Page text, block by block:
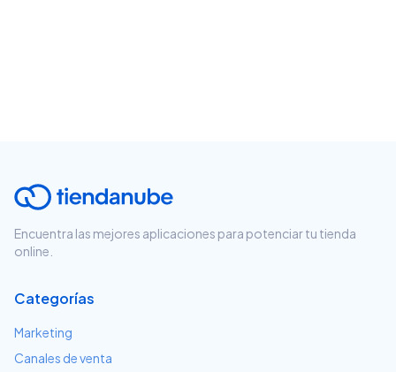
Encuentra las mejores aplicaciones para potenciar tu tienda
online.
Categorías
Marketing
Canales de venta